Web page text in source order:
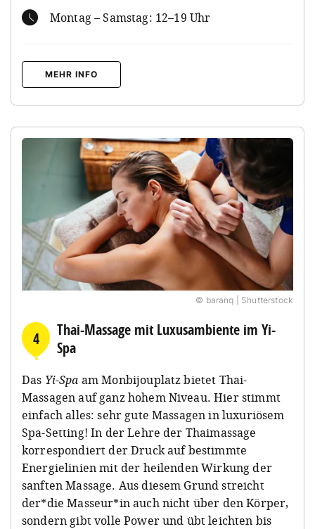
Montag – Samstag: 12–19 Uhr
MEHR INFO
© baranq | Shutterstock
4
Thai-Massage mit Luxusambiente im Yi-
Spa
Das Yi-Spa am Monbijouplatz bietet Thai-
Massagen auf ganz hohem Niveau. Hier stimmt
einfach alles: sehr gute Massagen in luxuriösem
Spa-Setting! In der Lehre der Thaimassage
korrespondiert der Druck auf bestimmte
Energielinien mit der heilenden Wirkung der
sanften Massage. Aus diesem Grund streicht
der*die Masseur*in auch nicht über den Körper,
sondern gibt volle Power und übt leichten bis